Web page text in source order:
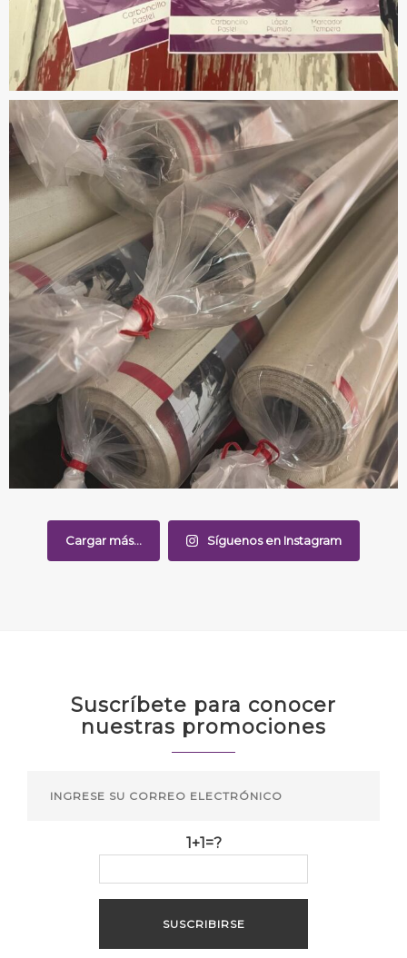
Cargar más... Síguenos en Instagram
Suscríbete para conocer
nuestras promociones
1+1=?